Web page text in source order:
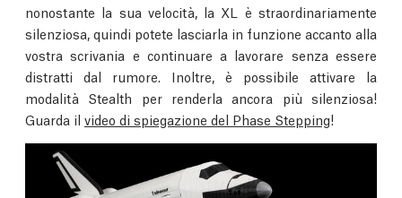
nonostante la sua velocità, la XL è straordinariamente
silenziosa, quindi potete lasciarla in funzione accanto alla
vostra scrivania e continuare a lavorare senza essere
distratti dal rumore. Inoltre, è possibile attivare la
modalità Stealth per renderla ancora più silenziosa!
Guarda il video di spiegazione del Phase Stepping!